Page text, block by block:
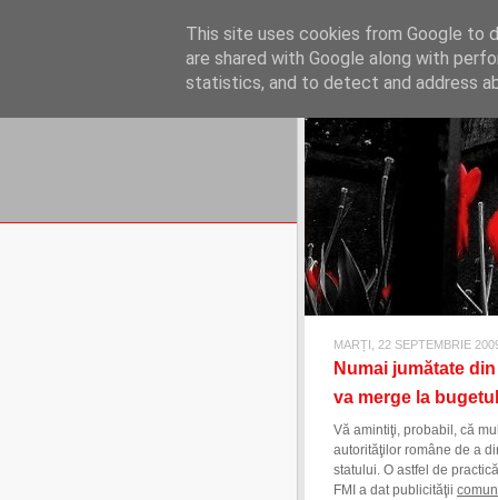
REFLECŢII
blog de reflecţii, informaţii şi
MARȚI, 22 SEPTEMBRIE
Numai jumătate
va merge la
Vă amintiţi, probabil, că
autorităţilor române de a
statului. O astfel de
FMI a dat publicităţii
This site uses cookies from Google to
are shared with Google along with
statistics, and to detect and address